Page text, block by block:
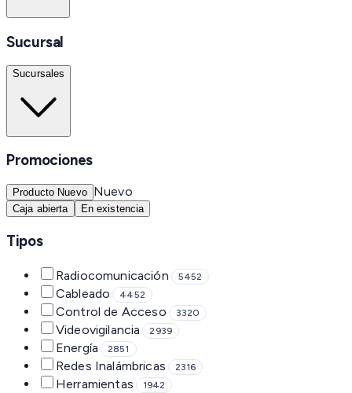
Sucursal
Sucursales
Promociones
Producto Nuevo Nuevo
Caja abierta En existencia
Tipos
Radiocomunicación 5452
Cableado 4452
Control de Acceso 3320
Videovigilancia 2939
Energía 2851
Redes Inalámbricas 2316
Herramientas 1942